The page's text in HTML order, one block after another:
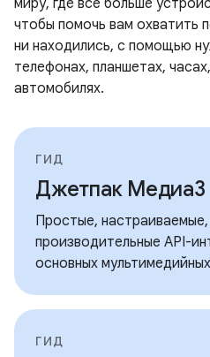
миру, где все больше
чтобы помочь вам охватить
ни находились, с помощью
телефонах, планшетах,
автомобилях.
ГИД
Джетпак Медиа3
Простые,
производительные API-
основных
ГИД